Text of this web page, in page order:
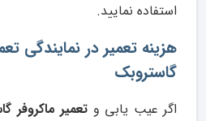
استفاده نمایید.
هزینه تعمیر در نمایندگی
گاستروبک
اگر عیب یابی و تعمیر ماکروفر